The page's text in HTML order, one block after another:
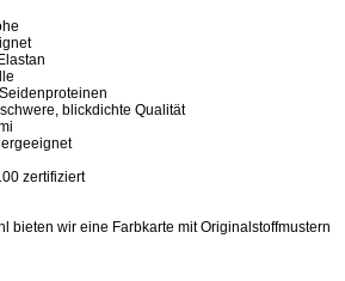
blickdichte Qualität
zertifiziert
bieten wir eine Farbkarte mit Originalstoffmustern